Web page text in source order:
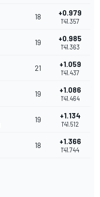
18 +0.979
1'41.357
19 +0.985
1'41.363
21 +1.059
1'41.437
19 +1.086
1'41.464
19 +1.134
1'41.512
18 +1.366
1'41.744